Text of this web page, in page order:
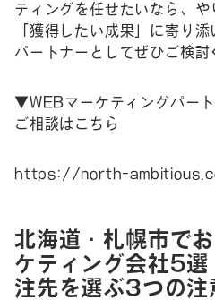
ティングを任せたいなら、や
「獲得したい成果」に寄り
パートナーとしてぜひご検討
▼WEBマーケティングパー
ご相談はこちら
https://north-
北海道・札幌市で
ケティング会社5
注先を選ぶ3つの注